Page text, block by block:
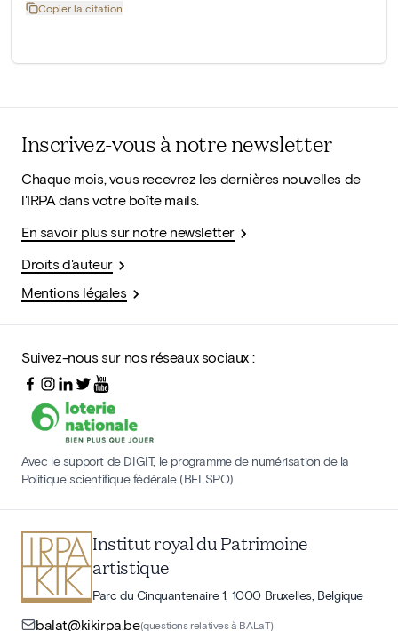
Copier la citation
Inscrivez-vous à notre newsletter
Chaque mois, vous recevrez les dernières nouvelles de
l'IRPA dans votre boîte mails.
En savoir plus sur notre newsletter
Droits d'auteur
Mentions légales
Suivez-nous sur nos réseaux sociaux :
Avec le support de DIGIT, le programme de numérisation de la
Politique scientifique fédérale (BELSPO)
Institut royal du Patrimoine
artistique
Parc du Cinquantenaire 1, 1000 Bruxelles, Belgique
balat@kikirpa.be(questions relatives à BALaT)